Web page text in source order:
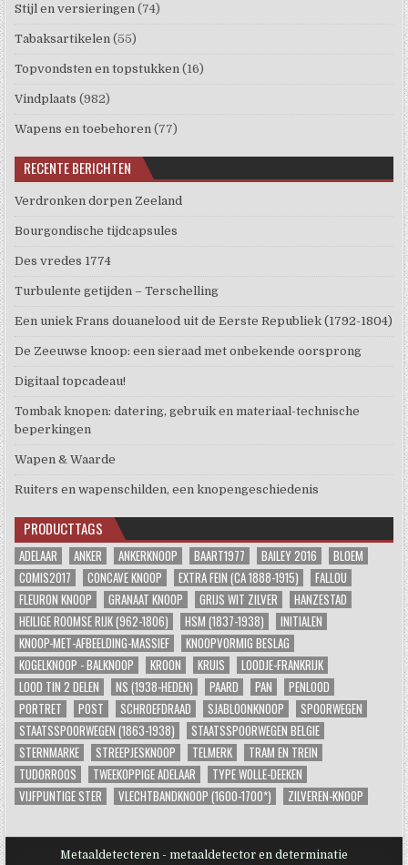
Stijl en versieringen (74)
Tabaksartikelen (55)
Topvondsten en topstukken (16)
Vindplaats (982)
Wapens en toebehoren (77)
RECENTE BERICHTEN
Verdronken dorpen Zeeland
Bourgondische tijdcapsules
Des vredes 1774
Turbulente getijden – Terschelling
Een uniek Frans douanelood uit de Eerste Republiek (1792-1804)
De Zeeuwse knoop: een sieraad met onbekende oorsprong
Digitaal topcadeau!
Tombak knopen: datering, gebruik en materiaal-technische
beperkingen
Wapen & Waarde
Ruiters en wapenschilden, een knopengeschiedenis
PRODUCTTAGS
ADELAAR ANKER ANKERKNOOP BAART1977 BAILEY 2016
BLOEM
COMIS2017
CONCAVE KNOOP EXTRA FEIN (CA 1888-1915)
FALLOU
FLEURON KNOOP
GRANAAT KNOOP GRIJS WIT ZILVER
HANZESTAD
HEILIGE ROOMSE RIJK (962-1806)
HSM (1837-1938)
INITIALEN
KNOOP-MET-AFBEELDING-MASSIEF
KNOOPVORMIG BESLAG
KOGELKNOOP - BALKNOOP
KROON KRUIS
LOODJE-FRANKRIJK
LOOD TIN 2 DELEN
NS (1938-HEDEN) PAARD PAN
PENLOOD
PORTRET
POST SCHROEFDRAAD SJABLOONKNOOP
SPOORWEGEN
STAATSSPOORWEGEN (1863-1938)
STAATSSPOORWEGEN BELGIE
STERNMARKE
STREEPJESKNOOP TELMERK
TRAM EN TREIN
TUDORROOS
TWEEKOPPIGE ADELAAR
TYPE WOLLE-DEEKEN
VIJFPUNTIGE STER
VLECHTBANDKNOOP (1600-1700*) ZILVEREN-KNOOP
Metaaldetecteren - metaaldetector en determinatie